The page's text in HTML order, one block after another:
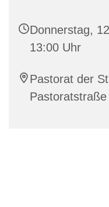
Donnerstag,
13:00 Uhr
Pastorat der